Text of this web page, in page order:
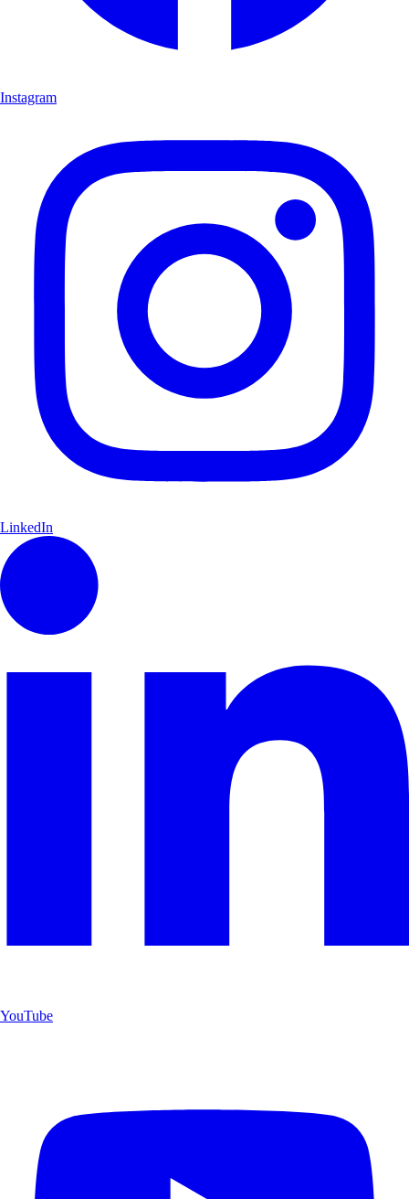
Instagram
LinkedIn
YouTube